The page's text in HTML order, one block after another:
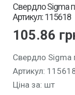
Свердло Sigma
Артикул: 115618
105.86
Свердло Sigma
Артикул:
Ціна за: шт